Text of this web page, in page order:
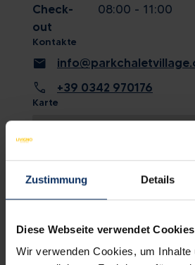
Zustimmung Details
Diese Webseite verwendet Cookies
Wir verwenden Cookies, um Inhalte
Check-
out
08:00 - 11:00
Kontakte
mail
call +39 0342 970176
Karte